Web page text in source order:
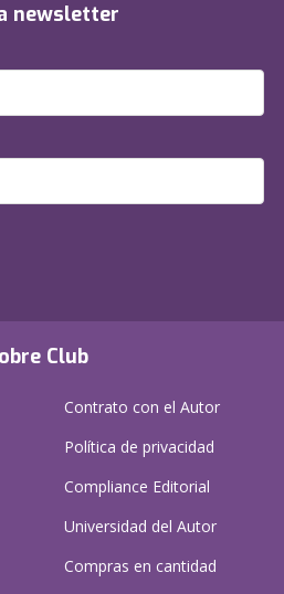
Club
Contrato con el Autor
Política de privacidad
Compliance Editorial
Universidad del Autor
Compras en cantidad
newsletter